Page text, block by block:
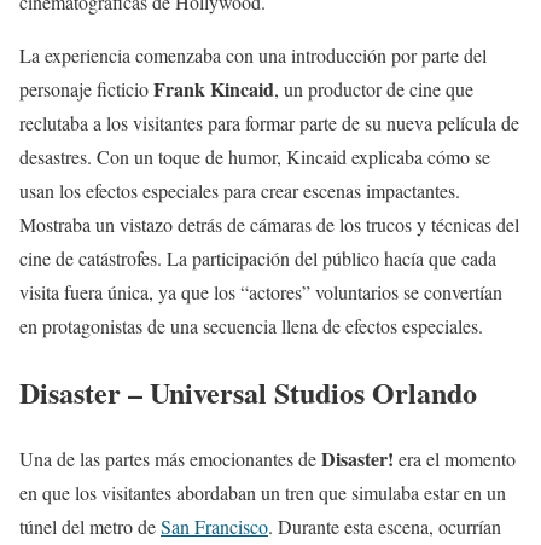
La experiencia comenzaba con una introducción por parte del
personaje ficticioFrank Kincaid, un productor de cine que
reclutaba a los visitantes para formar parte de su nueva película de
desastres. Con un toque de humor, Kincaid explicaba cómo se
usan los efectos especiales para crear escenas impactantes.
Mostraba un vistazo detrás de cámaras de los trucos y técnicas del
cine de catástrofes. La participación del público hacía que cada
visita fuera única, ya que los “actores” voluntarios se convertían
en protagonistas de una secuencia llena de efectos especiales.
Disaster – Universal Studios Orlando
Una de las partes más emocionantes deDisaster! era el momento
en que los visitantes abordaban un tren que simulaba estar en un
túnel del metro deSan Francisco. Durante esta escena, ocurrían